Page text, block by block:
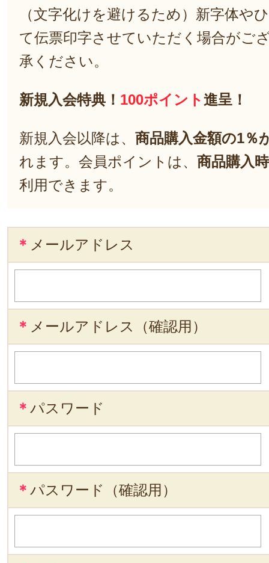
（文字化けを避けるため）新字体や
て伝票印字させていただく場合がご
承ください。
新規入会特典！ 100ポイント進呈！
新規入会以降は、 商品購入金額の1％
れます。会員ポイントは、 商品購入
利用できます。
＊ メールアドレス
＊ メールアドレス（確認用）
＊ パスワード
＊ パスワード（確認用）